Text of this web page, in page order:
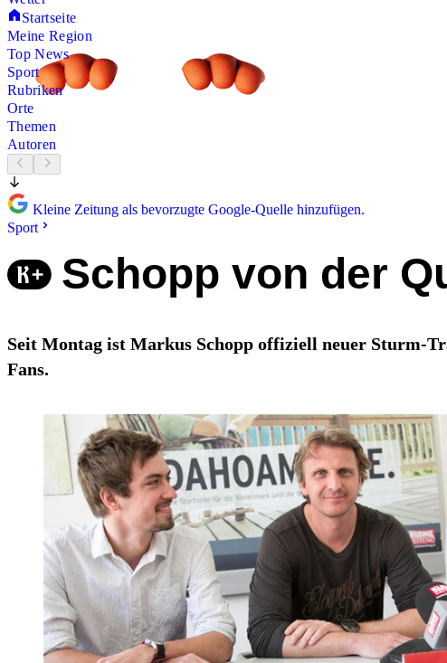
Startseite
Meine Region
Top News
Sport
Rubriken
Orte
Themen
Autoren
Kleine Zeitung als bevorzugte Google-Quelle hinzufügen.
Sport
Schopp von der
Seit Montag ist Markus Schopp offiziell neuer Sturm-
Fans.